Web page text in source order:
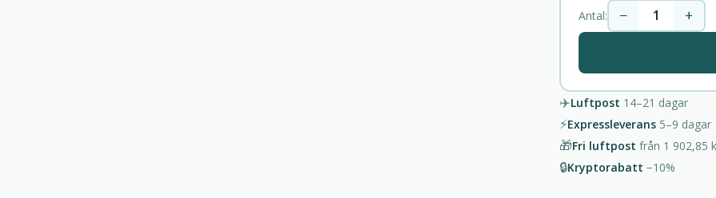
Antal: − +
✈️Luftpost 14–21 dagar
⚡Expressleverans 5–9 dagar
🎁Fri luftpost från 1 902,85
🔒Kryptorabatt −10%